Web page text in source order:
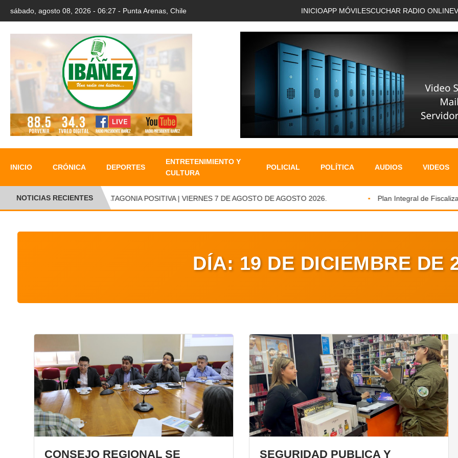
sábado, agosto 08, 2026 - 06:27 - Punta Arenas, Chile INICIOAPP MÓVIL ESCUCHAR RADIO ONLINE
INICIO CRÓNICA DEPORTES
ENTRETENIMIENTO Y
CULTURA
POLICIAL POLÍTICA AUDIOS VIDEOS
NOTICIAS RECIENTESPATAGONIA POSITIVA | VIERNES 7 DE AGOSTO DE AGOSTO 2026. Plan Integral de
DÍA: 19 DE DICIEMBRE DE
CONSEJO REGIONAL SE SEGURIDAD PUBLICA Y